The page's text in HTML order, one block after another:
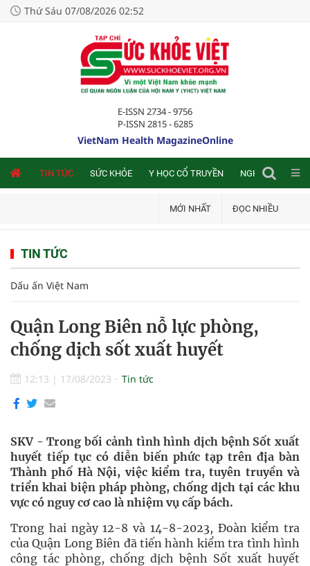
Thứ Sáu 07/08/2026 02:52
E-ISSN 2734 - 9756
P-ISSN 2815 - 6285
VietNam Health MagazineOnline
TIN TỨC SỨC KHỎE Y HỌC CỔ TRUYỀN NGHIÊN CỨU
MỚI NHẤT ĐỌC NHIỀU
TIN TỨC
Dấu ấn Việt Nam
Quận Long Biên nỗ lực phòng,
chống dịch sốt xuất huyết
12:13 | 17/08/2023 Tin tức
SKV - Trong bối cảnh tình hình dịch bệnh Sốt xuất
huyết tiếp tục có diễn biến phức tạp trên địa bàn
Thành phố Hà Nội, việc kiểm tra, tuyên truyền và
triển khai biện pháp phòng, chống dịch tại các khu
vực có nguy cơ cao là nhiệm vụ cấp bách.
Trong hai ngày 12-8 và 14-8-2023, Đoàn kiểm tra
của Quận Long Biên đã tiến hành kiểm tra tình hình
công tác phòng, chống dịch bệnh Sốt xuất huyết